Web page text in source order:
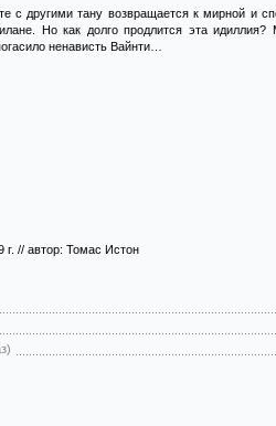
с другими тану возвращается к мирной и
Но как долго продлится эта
ненависть Вайнти…
г. // автор: Томас Истон